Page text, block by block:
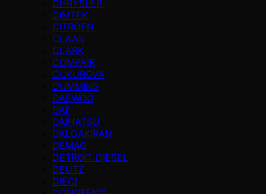
CHRYSLER
CIMTEK
CITROEN
CLAAS
CLARK
COMPAIR
CUKUROVA
CUMMINS
DAEWOO
DAF
DAIHATSU
DALGAKIRAN
DEMAG
DETROIT DIESEL
DEUTZ
DIECI